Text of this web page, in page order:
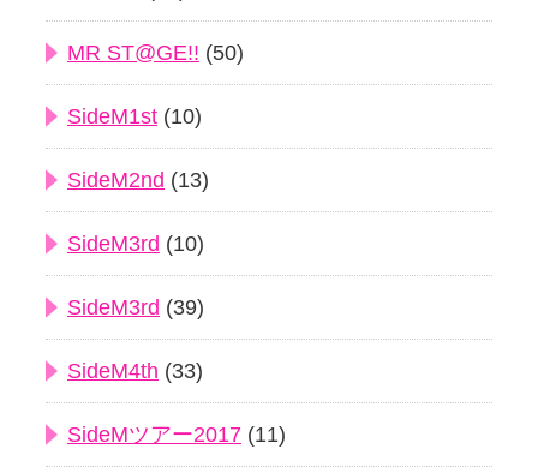
MR ST@GE!! (50)
SideM1st (10)
SideM2nd (13)
SideM3rd (10)
SideM3rd (39)
SideM4th (33)
SideMツアー2017 (11)